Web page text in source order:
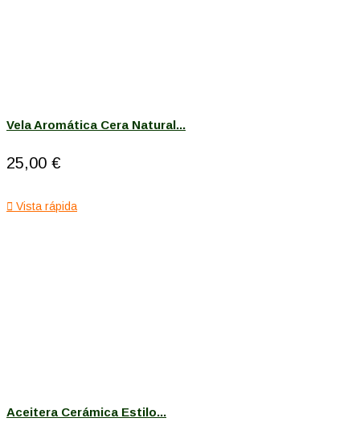
Vela Aromática Cera Natural...
25,00 €
 Vista rápida
Aceitera Cerámica Estilo...